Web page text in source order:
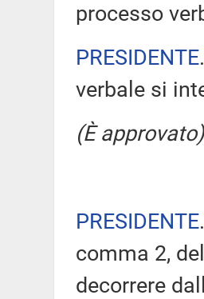
processo
PRESIDENTE
verbale si
(È approvato)
PRESIDENTE
comma 2,
decorrere